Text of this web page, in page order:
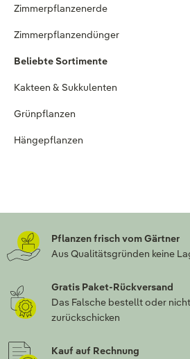
Zimmerpflanzenerde
Zimmerpflanzendünger
Beliebte Sortimente
Kakteen & Sukkulenten
Grünpflanzen
Hängepflanzen
Pflanzen frisch vom Gärtner
Aus Qualitätsgründen keine
Gratis Paket-Rückversand
Das Falsche bestellt oder
zurückschicken
Kauf auf Rechnung